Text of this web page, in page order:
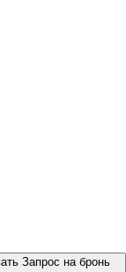
Запрос на бронь